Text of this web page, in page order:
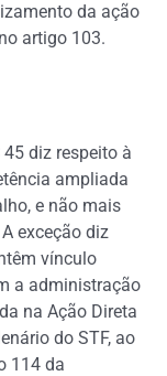
da ação
artigo 103.
diz respeito à
ampliada
e não mais
exceção diz
vínculo
a administração
na Ação Direta
do STF, ao
114 da